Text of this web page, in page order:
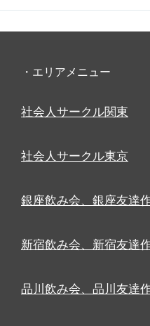
・エリアメニュー
社会人サークル関東
社会人サークル東京
銀座飲み会、銀座友達
新宿飲み会、新宿友達
品川飲み会、品川友達